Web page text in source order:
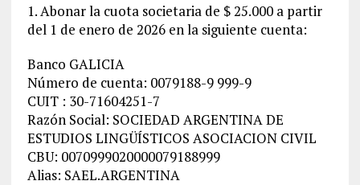
1. Abonar la cuota societaria de $ 25.000 a partir
del 1 de enero de 2026 en la siguiente cuenta:
Banco GALICIA
Número de cuenta: 0079188-9 999-9
CUIT : 30-71604251-7
Razón Social: SOCIEDAD ARGENTINA DE
ESTUDIOS LINGÜÍSTICOS ASOCIACION CIVIL
CBU: 0070999020000079188999
Alias: SAEL.ARGENTINA